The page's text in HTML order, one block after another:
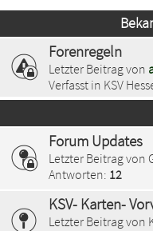
Forenregeln
Letzter Beitrag von
Verfasst in KSV
Forum Updates
Letzter Beitrag von
Antworten: 12
KSV- Karten-
Letzter Beitrag von